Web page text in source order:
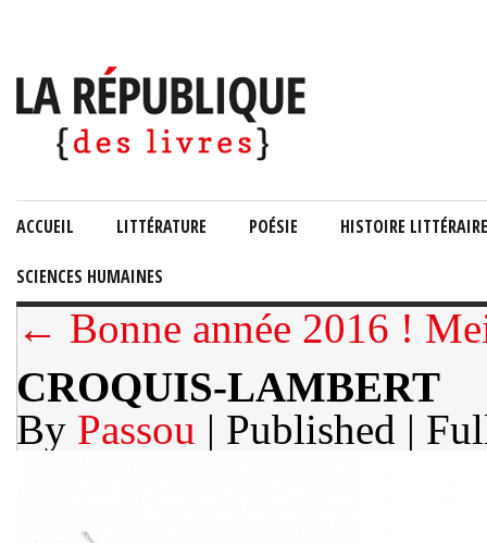
ACCUEIL LITTÉRATURE POÉSIE HISTOIRE LITTÉRAIRE
SCIENCES HUMAINES
← Bonne année 2016 !
CROQUIS-LAMBERT
By Passou | Published |